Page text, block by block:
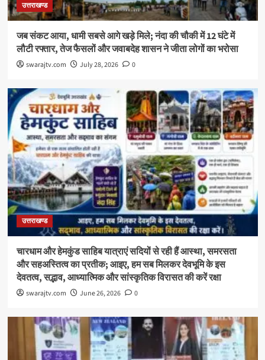
उत्तराखण्ड
जब संकट आया, धामी सबसे आगे खड़े मिले; नंदा की चौकी में 12 घंटे में
लौटी रफ्तार, तेज फैसलों और जवाबदेह शासन ने जीता लोगों का भरोसा
swarajtv.com July 28, 2026 0
उत्तराखण्ड
चारधाम और हेमकुंड साहिब यात्राएं सदियों से रही हैं आस्था, समरसता
और सहअस्तित्व का प्रतीक; आइए, हम सब मिलकर देवभूमि के इस
देवतत्व, सद्भाव, आध्यात्मिक और सांस्कृतिक विरासत की करें रक्षा
swarajtv.com June 26, 2026 0